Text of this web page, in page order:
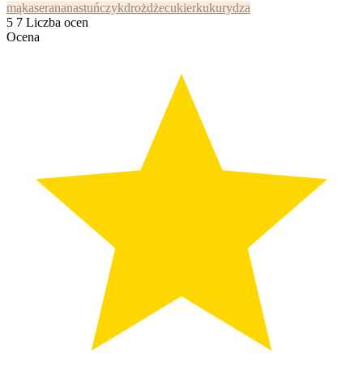
mąkaserananastuńczykdrożdżecukierkukurydza
5 7 Liczba ocen
Ocena